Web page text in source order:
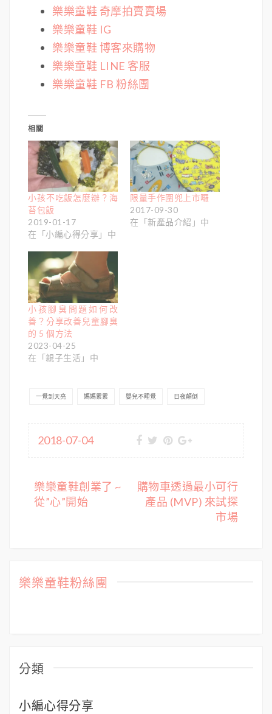
樂樂童鞋 奇摩拍賣賣場
樂樂童鞋 IG
樂樂童鞋 博客來購物
樂樂童鞋 LINE 客服
樂樂童鞋 FB 粉絲團
相關
小孩不吃飯怎麼辦？海
苔包飯
2019-01-17
在「小編心得分享」中
限量手作圍兜上市囉
2017-09-30
在「新產品介紹」中
小孩腳臭問題如何改
善？分享改善兒童腳臭
的 5 個方法
2023-04-25
在「親子生活」中
一覺到天亮 媽媽累累 嬰兒不睡覺 日夜顛倒
2018-07-04
文
章
樂樂童鞋創業了 ~
從”心”開始
購物車透過最小可行
產品 (MVP) 來試探
市場
樂樂童鞋粉絲團
分類
小編心得分享